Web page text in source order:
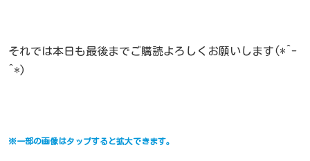
それでは本日も最後までご購読よろしくお願いします(*^-
^*)
※一部の画像はタップすると拡大できます。